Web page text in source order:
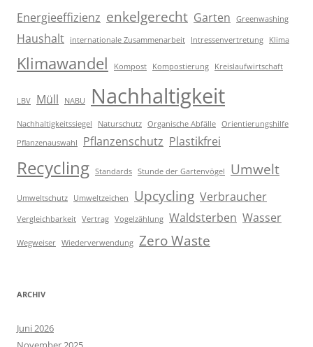
Energieeffizienz enkelgerecht Garten Greenwashing
Haushalt internationale Zusammenarbeit Intressenvertretung Klima
Klimawandel Kompost Kompostierung Kreislaufwirtschaft
LBV Müll NABU Nachhaltigkeit
Nachhaltigkeitssiegel Naturschutz Organische Abfälle Orientierungshilfe
Pflanzenauswahl
Pflanzenschutz Plastikfrei
Recycling Standards Stunde der Gartenvögel Umwelt
Umweltschutz Umweltzeichen Upcycling Verbraucher
Vergleichbarkeit Vertrag Vogelzählung Waldsterben Wasser
Wegweiser Wiederverwendung Zero Waste
ARCHIV
Juni 2026